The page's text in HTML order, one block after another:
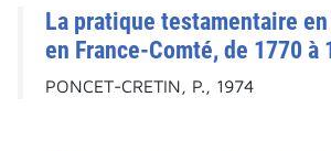
La pratique testamentaire
en France-Comté, de 1770 à
PONCET-CRETIN, P., 1974